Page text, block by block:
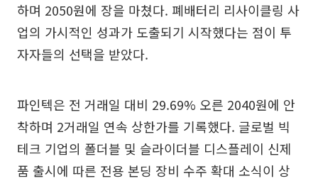
하며 2050원에 장을 마쳤다. 폐배터리 리사이클링 사
업의 가시적인 성과가 도출되기 시작했다는 점이 투
자자들의 선택을 받았다.
파인텍은 전 거래일 대비 29.69% 오른 2040원에 안
착하며 2거래일 연속 상한가를 기록했다. 글로벌 빅
테크 기업의 폴더블 및 슬라이더블 디스플레이 신제
품 출시에 따른 전용 본딩 장비 수주 확대 소식이 상